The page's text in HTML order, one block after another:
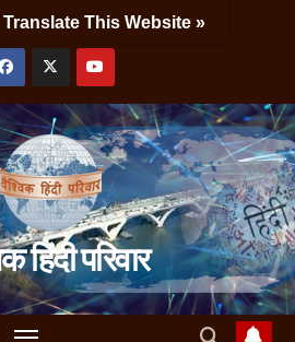
2026 3:10:08 AM
हिंदी परिवार
Translate This Website »